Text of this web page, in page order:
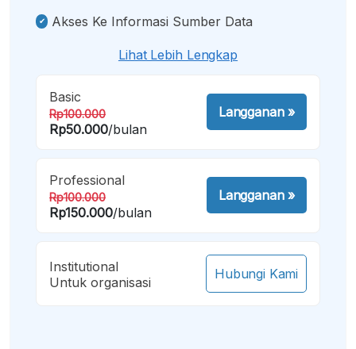
Akses Ke Informasi Sumber Data
Lihat Lebih Lengkap
Basic
Rp100.000
Rp50.000/bulan
Langganan»
Professional
Rp100.000
Rp150.000/bulan
Langganan»
Institutional
Untuk organisasi
Hubungi Kami